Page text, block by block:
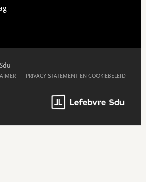
PRIVACY STATEMENT EN COOKIEBELEID